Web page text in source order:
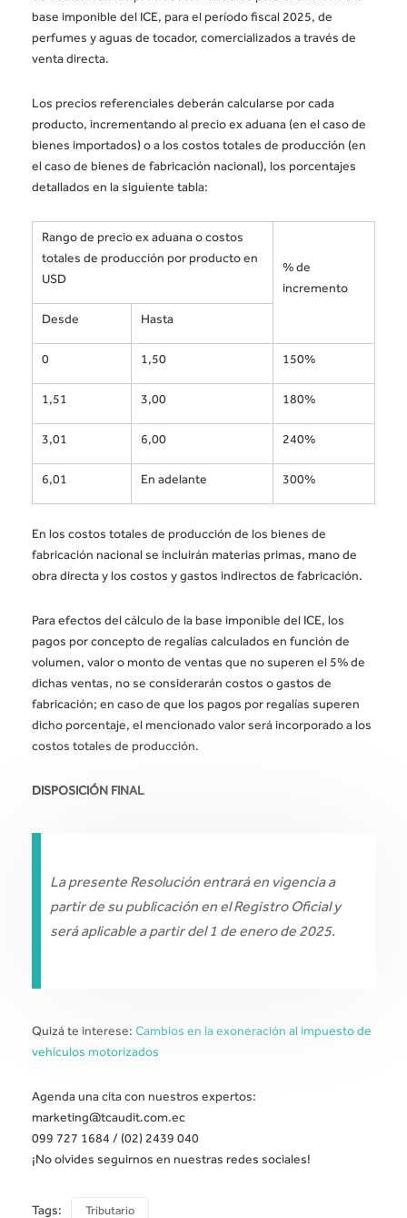
base imponible del ICE, para el período fiscal 2025, de
perfumes y aguas de tocador, comercializados a través de
venta directa.
Los precios referenciales deberán calcularse por cada
producto, incrementando al precio ex aduana (en el caso de
bienes importados) o a los costos totales de producción (en
el caso de bienes de fabricación nacional), los porcentajes
detallados en la siguiente tabla:
Rango de precio ex aduana o costos
totales de producción por producto en
USD
% de
incremento
Desde Hasta
0 1,50 150%
1,51 3,00 180%
3,01 6,00 240%
6,01 En adelante 300%
En los costos totales de producción de los bienes de
fabricación nacional se incluirán materias primas, mano de
obra directa y los costos y gastos indirectos de fabricación.
Para efectos del cálculo de la base imponible del ICE, los
pagos por concepto de regalías calculados en función de
volumen, valor o monto de ventas que no superen el 5% de
dichas ventas, no se considerarán costos o gastos de
fabricación; en caso de que los pagos por regalías superen
dicho porcentaje, el mencionado valor será incorporado a los
costos totales de producción.
DISPOSICIÓN FINAL
La presente Resolución entrará en vigencia a
partir de su publicación en el Registro Oficial y
será aplicable a partir del 1 de enero de 2025.
Quizá te interese: Cambios en la exoneración al impuesto de
vehículos motorizados
Agenda una cita con nuestros expertos:
marketing@tcaudit.com.ec
099 727 1684 / (02) 2439 040
¡No olvides seguirnos en nuestras redes sociales!
Tags: Tributario